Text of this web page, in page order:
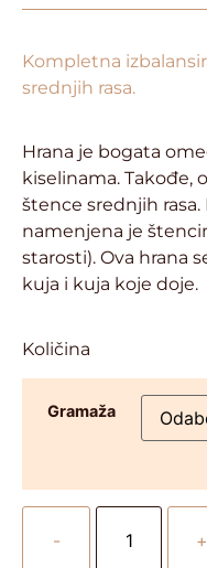
Kompletna
srednjih rasa.
Hrana je bogata
kiselinama. Takođe,
štence srednjih rasa.
namenjena je
starosti). Ova hrana
kuja i kuja koje doje.
Količina
Gramaža
- +